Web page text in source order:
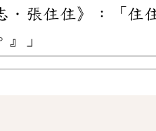
．張住住》：「住
」